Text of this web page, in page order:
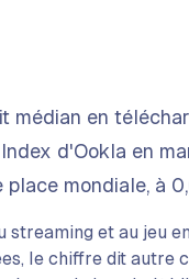
médian en
d'Ookla en
mondiale, à
et au jeu
le chiffre dit autre